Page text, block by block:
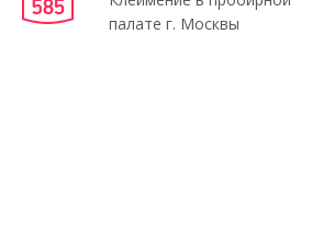
палате г. Москвы